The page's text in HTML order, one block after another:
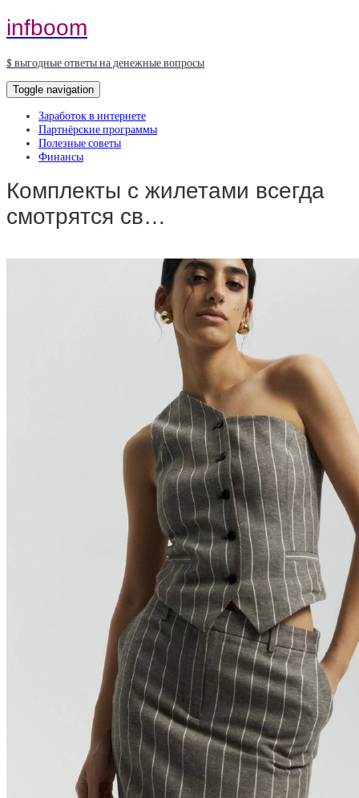
infboom
$ выгодные ответы на денежные вопросы
Toggle navigation
Заработок в интернете
Партнёрские программы
Полезные советы
Финансы
Комплекты с жилетами всегда
смотрятся св…